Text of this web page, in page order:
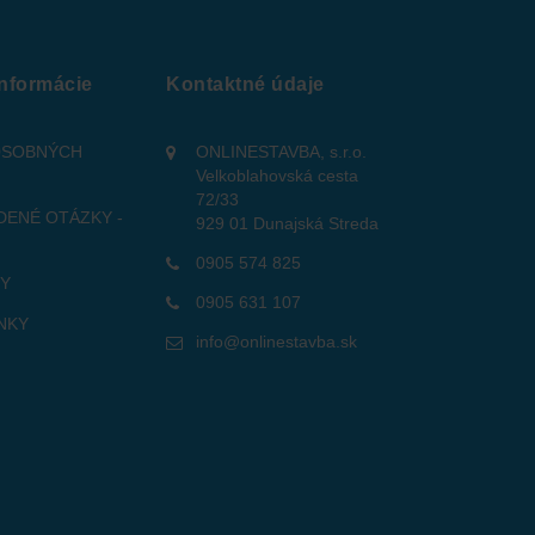
OTÁZKY -
Kontaktné údaje
ONLINESTAVBA, s.r.o.
Velkoblahovská cesta
72/33
929 01 Dunajská Streda
0905 574 825
0905 631 107
info@onlinestavba.sk